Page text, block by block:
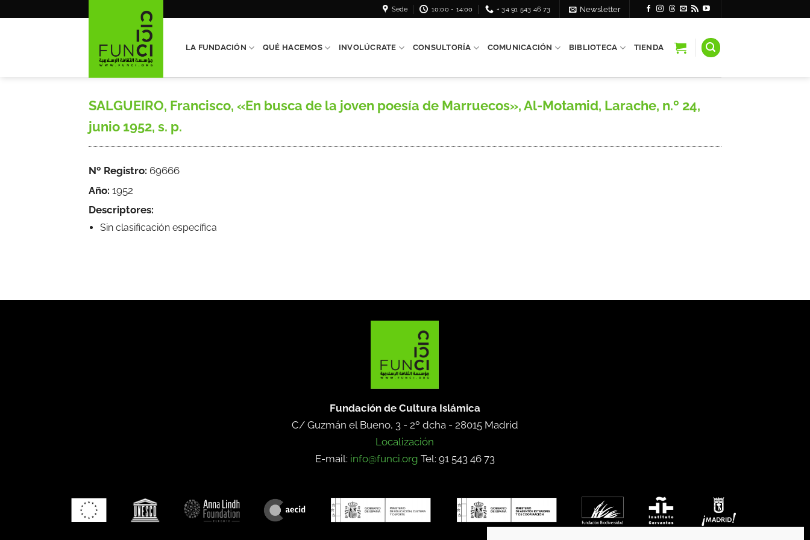
Sede 10:00 - 14:00 + 34 91 543 46 73 Newsletter
LA FUNDACIÓN QUÉ HACEMOS INVOLÚCRATE CONSULTORÍA COMUNICACIÓN BIBLIOTECA TIENDA
SALGUEIRO, Francisco, «En busca de la joven poesía de Marruecos», Al-Motamid, Larache, n.º 24,
junio 1952, s. p.
Nº Registro: 69666
Año: 1952
Descriptores:
Sin clasificación específica
Fundación de Cultura Islámica
C/ Guzmán el Bueno, 3 - 2º dcha - 28015 Madrid
Localización
E-mail: info@funci.org Tel: 91 543 46 73